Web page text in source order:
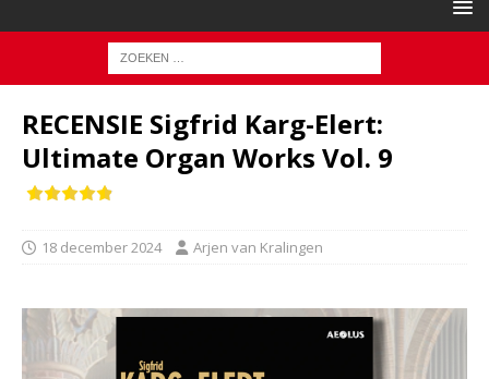
RECENSIE Sigfrid Karg-Elert:
Ultimate Organ Works Vol. 9
18 december 2024 Arjen van Kralingen